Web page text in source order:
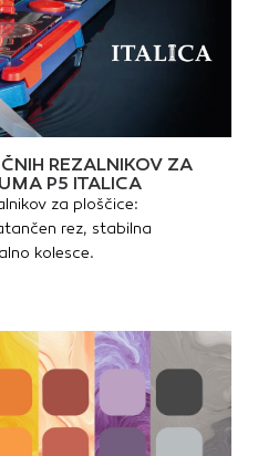
REZALNIKOV ZA
P5 ITALICA
za ploščice:
rez, stabilna
kolesce.